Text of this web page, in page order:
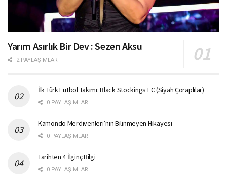
Yarım Asırlık Bir Dev : Sezen Aksu
2 PAYLAŞIMLAR
İlk Türk Futbol Takımı: Black Stockings FC (Siyah Çoraplılar)
0 PAYLAŞIMLAR
Kamondo Merdivenleri’nin Bilinmeyen Hikayesi
0 PAYLAŞIMLAR
Tarihten 4 İlginç Bilgi
0 PAYLAŞIMLAR